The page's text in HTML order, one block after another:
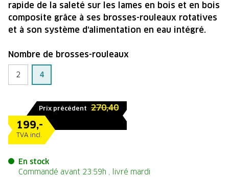
Nombre de brosses-rouleaux
2 4
Prix précédent 270,40
199,-
TVA incl.
En stock
Commandé avant 23:59h , livré mardi
rapide de la saleté sur les lames en bois et en bois
composite grâce à ses brosses-rouleaux rotatives
et à son système d'alimentation en eau intégré.